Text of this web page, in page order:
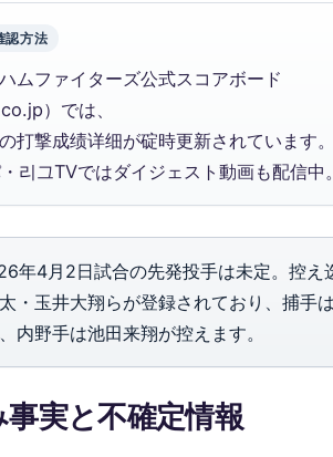
認方法
ムファイターズ公式スコアボード
）では、
打撃成绩详细が碇時更新されています
리그TVではダイジェスト動画も配信中
年4月2日試合の先発投手は未定。控え
・玉井大翔らが登録されており、捕手
内野手は池田来翔が控えます。
実と不確定情報